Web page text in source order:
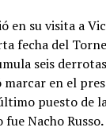
en su visita a
fecha del
seis
en el
puesto de
Nacho Russo.